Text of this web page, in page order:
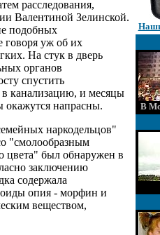
расследования,
Валентиной Зелинской.
подобных
говоря уж об их
На стук в дверь
органов
спустить
в канализацию, и месяцы
окажутся напрасны.
наркодельцов"
"смолообразным
цвета" был обнаружен в
заключению
содержала
опия - морфин и
веществом,
В